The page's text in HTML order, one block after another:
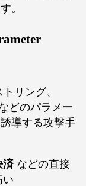
。
トリング、
どのパラメー
導する攻撃手
済などの直接
い